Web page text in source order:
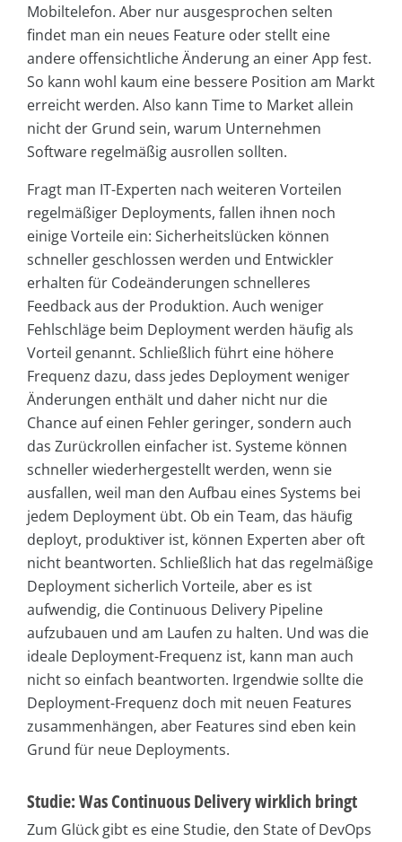
Mobiltelefon. Aber nur ausgesprochen selten
findet man ein neues Feature oder stellt eine
andere offensichtliche Änderung an einer App fest.
So kann wohl kaum eine bessere Position am Markt
erreicht werden. Also kann Time to Market allein
nicht der Grund sein, warum Unternehmen
Software regelmäßig ausrollen sollten.
Fragt man IT-Experten nach weiteren Vorteilen
regelmäßiger Deployments, fallen ihnen noch
einige Vorteile ein: Sicherheitslücken können
schneller geschlossen werden und Entwickler
erhalten für Codeänderungen schnelleres
Feedback aus der Produktion. Auch weniger
Fehlschläge beim Deployment werden häufig als
Vorteil genannt. Schließlich führt eine höhere
Frequenz dazu, dass jedes Deployment weniger
Änderungen enthält und daher nicht nur die
Chance auf einen Fehler geringer, sondern auch
das Zurückrollen einfacher ist. Systeme können
schneller wiederhergestellt werden, wenn sie
ausfallen, weil man den Aufbau eines Systems bei
jedem Deployment übt. Ob ein Team, das häufig
deployt, produktiver ist, können Experten aber oft
nicht beantworten. Schließlich hat das regelmäßige
Deployment sicherlich Vorteile, aber es ist
aufwendig, die Continuous Delivery Pipeline
aufzubauen und am Laufen zu halten. Und was die
ideale Deployment-Frequenz ist, kann man auch
nicht so einfach beantworten. Irgendwie sollte die
Deployment-Frequenz doch mit neuen Features
zusammenhängen, aber Features sind eben kein
Grund für neue Deployments.
Studie: Was Continuous Delivery wirklich bringt
Zum Glück gibt es eine Studie, den State of DevOps